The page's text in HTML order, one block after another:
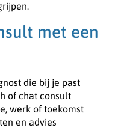
met een
die bij je past
of chat consult
werk of toekomst
en advies